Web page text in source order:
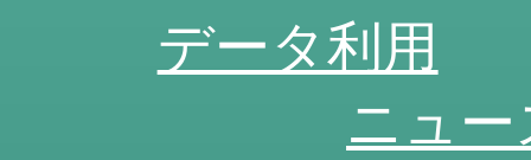
データ利用
ニュ